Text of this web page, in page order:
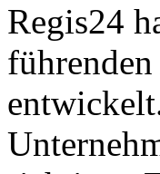
Regis24